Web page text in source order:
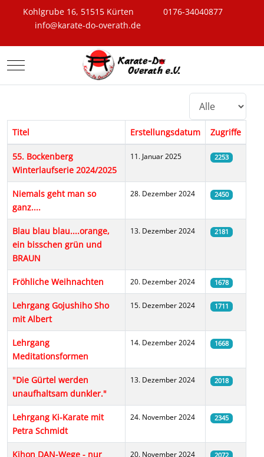
Kohlgrube 16, 51515 Kürten
0176-34040877
info@karate-do-overath.de
Mobile Menu Toggle
Beiträge
Titel Erstellungsdatum Zugriffe
55. Bockenberg
Winterlaufserie 2024/2025
11. Januar 2025 2253
Niemals geht man so
ganz....
28. Dezember 2024 2450
Blau blau blau....orange,
ein bisschen grün und
BRAUN
13. Dezember 2024 2181
Fröhliche Weihnachten 20. Dezember 2024 1678
Lehrgang Gojushiho Sho
mit Albert
15. Dezember 2024 1711
Lehrgang
Meditationsformen
14. Dezember 2024 1668
"Die Gürtel werden
unaufhaltsam dunkler."
13. Dezember 2024 2018
Lehrgang Ki-Karate mit
Petra Schmidt
24. November 2024 2345
Kihon DAN-Wege - nur
20. November 2024